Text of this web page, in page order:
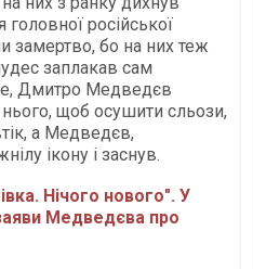
російської
замертво, бо на них теж
заплакав сам
Дмитро Медведєв
нього, щоб осушити сльози,
а Медведєв,
ікону і заснув.
Нічого нового". У
Медведєва про